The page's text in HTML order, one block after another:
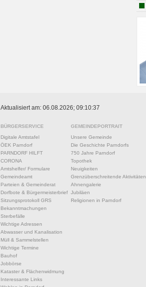
Aktualisiert am: 06.08.2026; 09:10:37
BÜRGERSERVICE
Digitale Amtstafel
ÖEK Parndorf
PARNDORF HILFT
CORONA
Amtshelfer/ Formulare
Gemeindeamt
Parteien & Gemeinderat
Dorfbote & Bürgermeisterbrief
Sitzungsprotokoll GRS
Bekanntmachungen
Sterbefälle
Wichtige Adressen
Abwasser und Kanalisation
Müll & Sammelstellen
Wichtige Termine
Bauhof
Jobbörse
Kataster & Flächenwidmung
Interessante Links
GEMEINDEPORTRAIT
Unsere Gemeinde
Die Geschichte Parndorfs
750 Jahre Parndorf
Topothek
Neuigkeiten
Grenzüberschreitende Aktivitäten
Ahnengalerie
Jubiläen
Religionen in Parndorf